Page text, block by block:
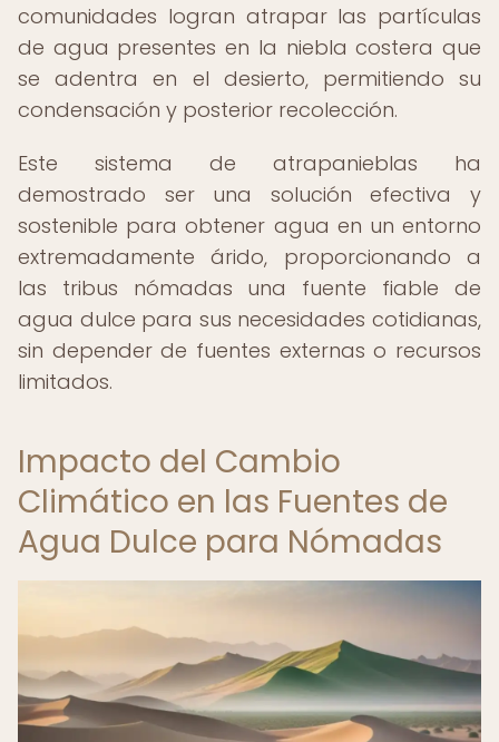
comunidades logran atrapar las partículas
de agua presentes en la niebla costera que
se adentra en el desierto, permitiendo su
condensación y posterior recolección.
Este sistema de atrapanieblas ha
demostrado ser una solución efectiva y
sostenible para obtener agua en un entorno
extremadamente árido, proporcionando a
las tribus nómadas una fuente fiable de
agua dulce para sus necesidades cotidianas,
sin depender de fuentes externas o recursos
limitados.
Impacto del Cambio
Climático en las Fuentes de
Agua Dulce para Nómadas